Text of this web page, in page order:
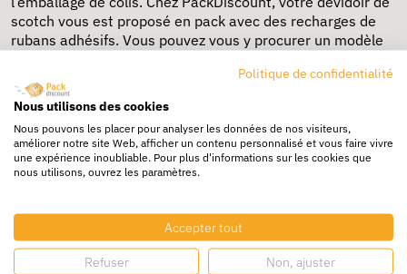
scotch vous est proposé en pack avec des recharges de
rubans adhésifs. Vous pouvez vous y procurer un modèle
Magic + 1 avec le dévidoir C60 SCOTCH. La particularité
de ce modèle est que ruban se découpe facilement,
invisible à la photocopie et ne jaunit pas. Le dévidoir est
adapté pour les rouleaux de dimensions 19 mm x 33 m.
Le rendement et la productivité de l'équipe de logistique
domaine de l'emballage. Plus le colis est rapidement
emballé, plus le nombre de colis emballés en une journée
augmente. L'utilisation de rubans adhésifs d'emballage est
Politique de confidentialité
Nous utilisons des cookies
Nous pouvons les placer pour analyser les données de nos visiteurs,
améliorer notre site Web, afficher un contenu personnalisé et vous faire vivre
une expérience inoubliable. Pour plus d'informations sur les cookies que
nous utilisons, ouvrez les paramètres.
Accepter tout
Refuser Non, ajuster